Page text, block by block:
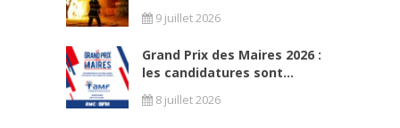
9 juillet 2026
Grand Prix des Maires 2026 :
les candidatures sont...
8 juillet 2026